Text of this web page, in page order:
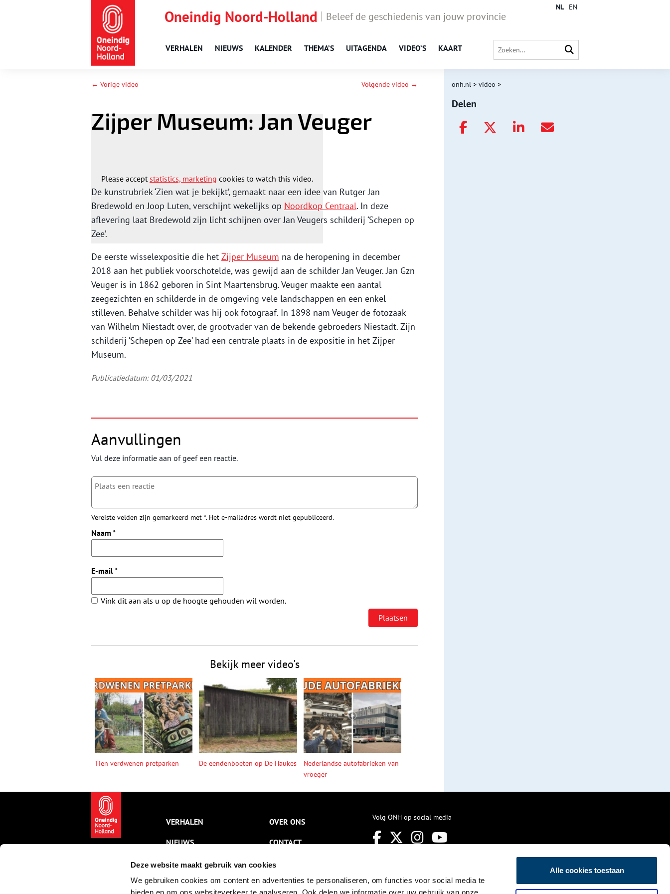
Deze website maakt gebruik van cookies
We gebruiken cookies om content en advertenties te personaliseren, om functies voor social media te
Alle cookies toestaan
Oneindig Noord-Holland Beleef de geschiedenis van jouw provincie
VERHALEN NIEUWS KALENDER THEMA’S UITAGENDA VIDEO’S KAART
NL EN
← Vorige video Volgende video →
Zijper Museum: Jan Veuger
Please acceptstatistics, marketing cookies to watch this video.
De kunstrubriek ‘Zien wat je bekijkt’, gemaakt naar een idee van Rutger Jan
Bredewold en Joop Luten, verschijnt wekelijks op Noordkop Centraal. In deze
aflevering laat Bredewold zijn licht schijnen over Jan Veugers schilderij ‘Schepen op
Zee’.
De eerste wisselexpositie die het Zijper Museum na de heropening in december
2018 aan het publiek voorschotelde, was gewijd aan de schilder Jan Veuger. Jan Gzn
Veuger is in 1862 geboren in Sint Maartensbrug. Veuger maakte een aantal
zeegezichten en schilderde in de omgeving vele landschappen en een enkel
stilleven. Behalve schilder was hij ook fotograaf. In 1898 nam Veuger de fotozaak
van Wilhelm Niestadt over, de grootvader van de bekende gebroeders Niestadt. Zijn
schilderij ‘Schepen op Zee’ had een centrale plaats in de expositie in het Zijper
Museum.
Publicatiedatum: 01/03/2021
Aanvullingen
Vul deze informatie aan of geef een reactie.
Vereiste velden zijn gemarkeerd met *. Het e-mailadres wordt niet gepubliceerd.
Naam *
E-mail*
Vink dit aan als u op de hoogte gehouden wil worden.
Bekijk meer video's
Tien verdwenen pretparken De eendenboeten op De Haukes
Nederlandse autofabrieken van
vroeger
onh.nl > video >
Delen
VERHALEN
NIEUWS
KALENDER
THEMA’S
OVER ONS
CONTACT
NIEUWSBRIEF
DISCLAIMER
Volg ONH op social media